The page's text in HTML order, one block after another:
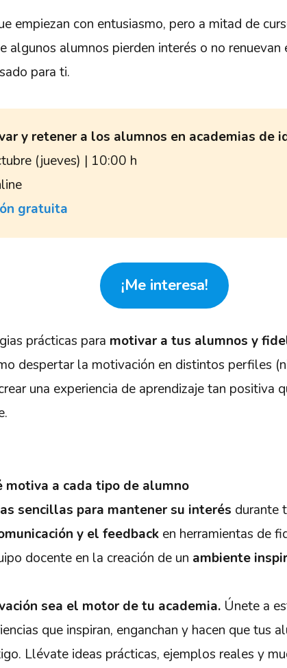
empiezan con entusiasmo, pero a mitad de
algunos alumnos pierden interés o no renuevan
para ti.
y retener a los alumnos en academias de
(jueves) | 10:00 h
gratuita
¡Me interesa!
prácticas para motivar a tus alumnos y
despertar la motivación en distintos perfiles
una experiencia de aprendizaje tan positiva
motiva a cada tipo de alumno
sencillas para mantener su interés durante
y el feedbacken herramientas de
docente en la creación de un ambiente
sea el motor de tu academia. Únete a
que inspiran, enganchan y hacen que tus
Llévate ideas prácticas, ejemplos reales y